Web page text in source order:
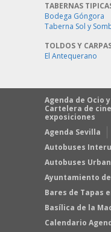
TABERNAS
Bodega Góngora
Taberna Sol y
TOLDOS Y
El Antequerano
Agenda de Ocio
Cartelera de
exposiciones
Agenda Sevilla
Autobuses
Autobuses
Ayuntamiento
Bares de Tapas
Basílica de la
Calendario